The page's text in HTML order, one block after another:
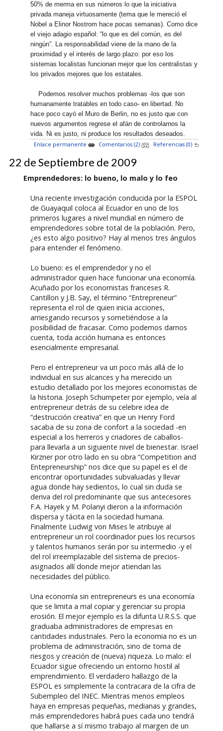
50% de merma en sus números lo que la iniciativa
privada maneja virtuosamente (tema que le mereció el
Nobel a Elinor Nostrom hace pocas semanas). Como dice
el viejo adagio español: “lo que es del común, es del
ningún”. La responsabilidad viene de la mano de la
proximidad y el interés de largo plazo: por eso los
sistemas localistas funcionan mejor que los centralistas y
los privados mejores que los estatales.
Podemos resolver muchos problemas -los que son
humanamente tratables en todo caso- en libertad. No
hace poco cayó el Muro de Berlin, no es justo que con
nuevos argumentos regrese el afán de controlarnos la
vida. Ni es justo, ni produce los resultados deseados.
Enlace permanente
Comentarios (2) Referencias (0)
22 de Septiembre de 2009
Emprendedores: lo bueno, lo malo y lo feo
Una reciente investigación conducida por la ESPOL
de Guayaquil coloca al Ecuador en uno de los
primeros lugares a nivel mundial en número de
emprendedores sobre total de la población. Pero,
¿es esto algo positivo? Hay al menos tres ángulos
para entender el fenómeno.
Lo bueno: es el emprendedor y no el
administrador quien hace funcionar una economía.
Acuñado por los economistas franceses R.
Cantillon y J.B. Say, el término “Entrepreneur”
representa el rol de quien inicia acciones,
arriesgando recursos y sometiéndose a la
posibilidad de fracasar. Como podemos darnos
cuenta, toda acción humana es entonces
esencialmente empresarial.
Pero el entrepreneur va un poco más allá de lo
individual en sus alcances y ha merecido un
estudio detallado por los mejores economistas de
la historia. Joseph Schumpeter por ejemplo, veía al
entrepreneur detrás de su celebre idea de
“destrucción creativa” en que un Henry Ford
sacaba de su zona de confort a la sociedad -en
especial a los herreros y criadores de caballos-
para llevarla a un siguiente nivel de bienestar. Israel
Kirzner por otro lado en su obra “Competition and
Entepreneurship” nos dice que su papel es el de
encontrar oportunidades subvaluadas y llevar
agua donde hay sedientos, lo cual sin duda se
deriva del rol predominante que sus antecesores
F.A. Hayek y M. Polanyi dieron a la información
dispersa y tácita en la sociedad humana.
Finalmente Ludwig von Mises le atribuye al
entrepreneur un rol coordinador pues los recursos
y talentos humanos serán por su intermedio -y el
del rol irreemplazable del sistema de precios-
asignados allí donde mejor atiendan las
necesidades del público.
Una economía sin entrepreneurs es una economía
que se limita a mal copiar y gerenciar su propia
erosión. El mejor ejemplo es la difunta U.R.S.S. que
graduaba administradores de empresas en
cantidades industriales. Pero la economia no es un
problema de administración, sino de toma de
riesgos y creación de (nueva) riqueza. Lo malo: el
Ecuador sigue ofreciendo un entorno hostil al
emprendimiento. El verdadero hallazgo de la
ESPOL es simplemente la contracara de la cifra de
Subempleo del INEC. Mientras menos empleos
haya en empresas pequeñas, medianas y grandes,
más emprendedores habrá pues cada uno tendrá
que hallarse a sí mismo trabajo al margen de un